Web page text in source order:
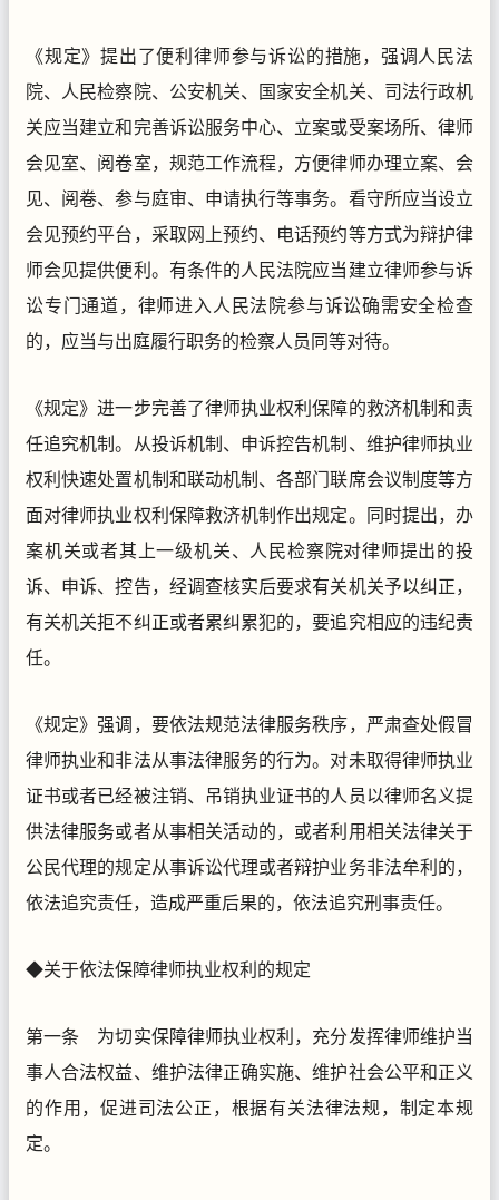
《规定》提出了便利律师参与诉讼的措施，强调人民法
院、人民检察院、公安机关、国家安全机关、司法行政机
关应当建立和完善诉讼服务中心、立案或受案场所、律师
会见室、阅卷室，规范工作流程，方便律师办理立案、会
见、阅卷、参与庭审、申请执行等事务。看守所应当设立
会见预约平台，采取网上预约、电话预约等方式为辩护律
师会见提供便利。有条件的人民法院应当建立律师参与诉
讼专门通道，律师进入人民法院参与诉讼确需安全检查
的，应当与出庭履行职务的检察人员同等对待。
《规定》进一步完善了律师执业权利保障的救济机制和责
任追究机制。从投诉机制、申诉控告机制、维护律师执业
权利快速处置机制和联动机制、各部门联席会议制度等方
面对律师执业权利保障救济机制作出规定。同时提出，办
案机关或者其上一级机关、人民检察院对律师提出的投
诉、申诉、控告，经调查核实后要求有关机关予以纠正，
有关机关拒不纠正或者累纠累犯的，要追究相应的违纪责
任。
《规定》强调，要依法规范法律服务秩序，严肃查处假冒
律师执业和非法从事法律服务的行为。对未取得律师执业
证书或者已经被注销、吊销执业证书的人员以律师名义提
供法律服务或者从事相关活动的，或者利用相关法律关于
公民代理的规定从事诉讼代理或者辩护业务非法牟利的，
依法追究责任，造成严重后果的，依法追究刑事责任。
◆关于依法保障律师执业权利的规定
第一条 为切实保障律师执业权利，充分发挥律师维护当
事人合法权益、维护法律正确实施、维护社会公平和正义
的作用，促进司法公正，根据有关法律法规，制定本规
定。